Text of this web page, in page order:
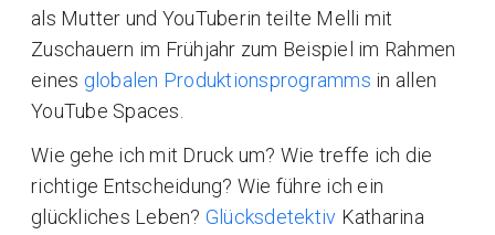
als Mutter und YouTuberin teilte Melli mit
Zuschauern im Frühjahr zum Beispiel im Rahmen
eines globalen Produktionsprogramms in allen
YouTube Spaces.
Wie gehe ich mit Druck um? Wie treffe ich die
richtige Entscheidung? Wie führe ich ein
glückliches Leben? Glücksdetektiv Katharina